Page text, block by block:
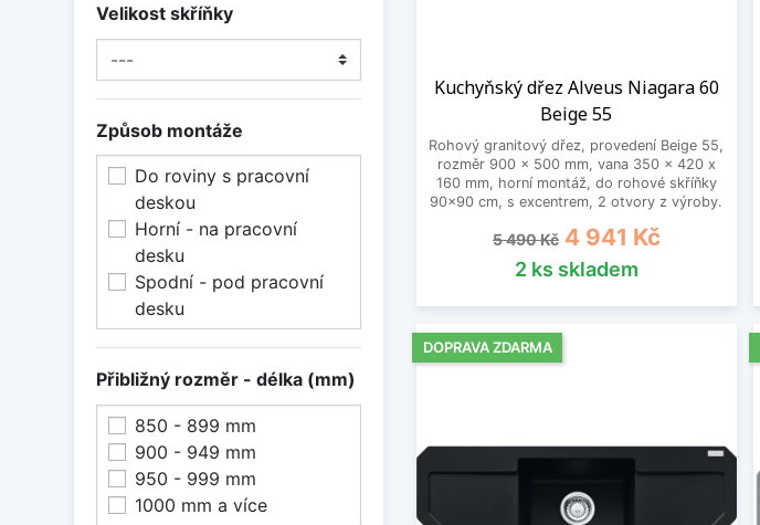
Magma
Onyx
Pebble 02
Puro
Sahara 50
Silverstone
Steel 04
Stone
Tartufo
Tortora G43
Twilight 05
White 11
Černá
Šedá skála
Šedá vulkán
Šedý kámen
Velikost skříňky
Způsob montáže
Do roviny s pracovní
deskou
Horní - na pracovní
desku
Spodní - pod pracovní
desku
Přibližný rozměr - délka (mm)
850 - 899 mm
900 - 949 mm
950 - 999 mm
1000 mm a více
Kuchyňský dřez Alveus Niagara 60
Beige 55
Rohový granitový dřez, provedení Beige 55,
rozměr 900 x 500 mm, vana 350 x 420 x
160 mm, horní montáž, do rohové skříňky
90x90 cm, s excentrem, 2 otvory z výroby.
Běžná cena
5 490 Kč Cena
4 941 Kč
2 ks skladem
DOPRAVA ZDARMA